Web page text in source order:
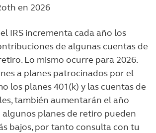
en 2026
IRS incrementa cada año los
de algunas cuentas de
Lo mismo ocurre para 2026.
a planes patrocinados por el
los planes 401(k) y las cuentas de
también aumentarán el año
planes de retiro pueden
bajos, por tanto consulta con tu